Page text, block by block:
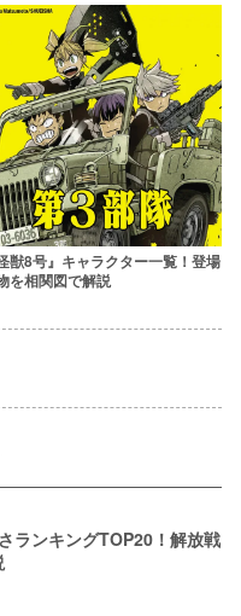
獣8号』キャラクター一覧！登場
を相関図で解説
ランキングTOP20！解放戦